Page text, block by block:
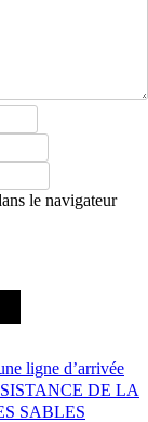
le navigateur
ligne d’arrivée
DE LA
SABLES